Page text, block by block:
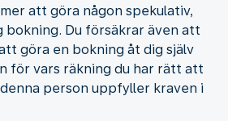
att göra någon spekulativ,
bokning. Du försäkrar även att
göra en bokning åt dig själv
för vars räkning du har rätt att
person uppfyller kraven i